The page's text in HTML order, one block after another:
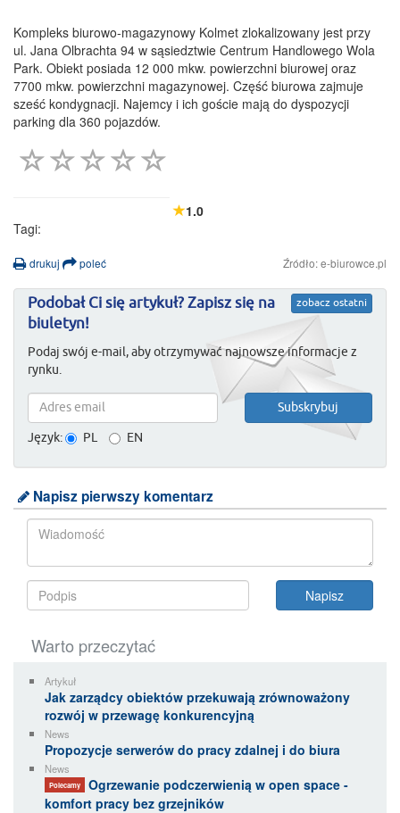
Kompleks biurowo-magazynowy Kolmet zlokalizowany jest przy
ul. Jana Olbrachta 94 w sąsiedztwie Centrum Handlowego Wola
Park. Obiekt posiada 12 000 mkw. powierzchni biurowej oraz
7700 mkw. powierzchni magazynowej. Część biurowa zajmuje
sześć kondygnacji. Najemcy i ich goście mają do dyspozycji
parking dla 360 pojazdów.
1.0
Tagi:
drukuj poleć Źródło: e-biurowce.pl
zobacz ostatni
Podobał Ci się artykuł? Zapisz się na
biuletyn!
Podaj swój e-mail, aby otrzymywać najnowsze informacje z
rynku.
Język: PL EN
Napisz pierwszy komentarz
Warto przeczytać
Artykuł
Jak zarządcy obiektów przekuwają zrównoważony
rozwój w przewagę konkurencyjną
News
Propozycje serwerów do pracy zdalnej i do biura
News
Polecamy
Ogrzewanie podczerwienią w open space -
komfort pracy bez grzejników